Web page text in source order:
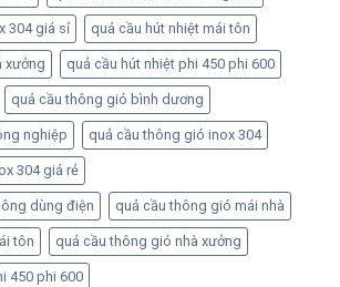
304 giá sỉ quả cầu hút nhiệt mái tôn
xưởng quả cầu hút nhiệt phi 450 phi 600
quả cầu thông gió bình dương
nghiệp quả cầu thông gió inox 304
304 giá rẻ
dùng điện quả cầu thông gió mái nhà
tôn quả cầu thông gió nhà xưởng
450 phi 600